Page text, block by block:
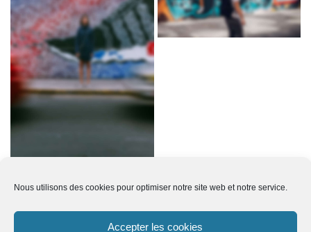
Nous utilisons des cookies pour optimiser notre site web et notre service.
Accepter les cookies